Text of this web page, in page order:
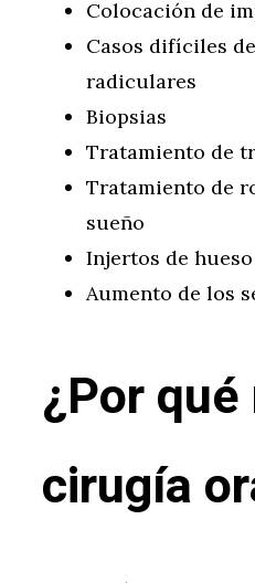
Colocación de
Casos difíciles
radiculares
Biopsias
Tratamiento de
Tratamiento de
sueño
Injertos de
Aumento de los
¿Por
cirugía